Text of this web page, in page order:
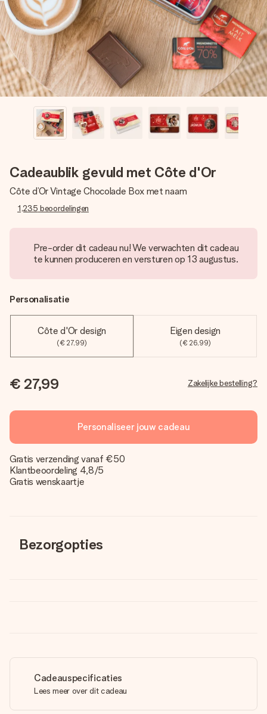
jullie foto of een boodschap die raakt. Zonder gedoe, maar
met alle aandacht voor het moment.
Cadeaublik gevuld met Côte d'Or
Côte d’Or Vintage Chocolade Box met naam
1,235 beoordelingen
Pre-order dit cadeau nu! We verwachten dit cadeau
te kunnen produceren en versturen op 13 augustus.
Personalisatie
Côte d'Or design
(€ 27,99)
Eigen design
(€ 26,99)
€ 27,99 Zakelijke bestelling?
Personaliseer jouw cadeau
Gratis verzending vanaf €50
Klantbeoordeling 4,8/5
Gratis wenskaartje
Bezorgopties
Cadeauspecificaties
Lees meer over dit cadeau